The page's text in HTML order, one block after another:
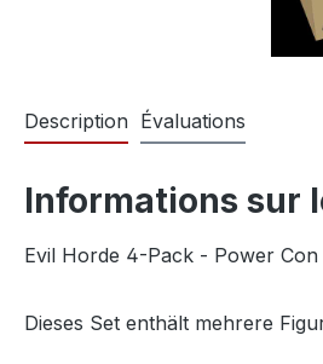
Description Évaluations
Informations sur
Evil Horde 4-Pack - Power
Dieses Set enthält mehrere